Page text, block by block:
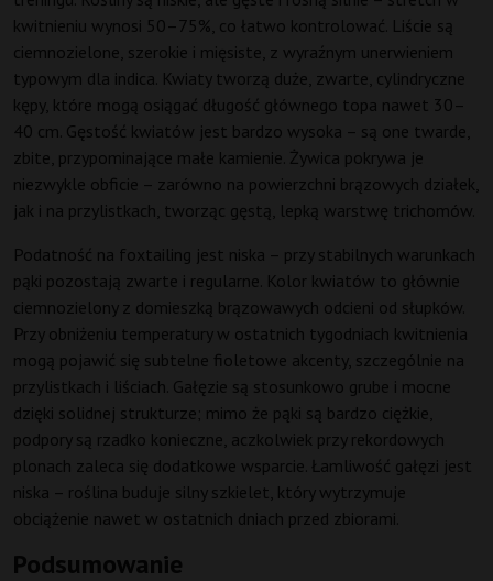
kwitnieniu wynosi 50–75%, co łatwo kontrolować. Liście są
ciemnozielone, szerokie i mięsiste, z wyraźnym unerwieniem
typowym dla indica. Kwiaty tworzą duże, zwarte, cylindryczne
kępy, które mogą osiągać długość głównego topa nawet 30–
40 cm. Gęstość kwiatów jest bardzo wysoka – są one twarde,
zbite, przypominające małe kamienie. Żywica pokrywa je
niezwykle obficie – zarówno na powierzchni brązowych działek,
jak i na przylistkach, tworząc gęstą, lepką warstwę trichomów.
Podatność na foxtailing jest niska – przy stabilnych warunkach
pąki pozostają zwarte i regularne. Kolor kwiatów to głównie
ciemnozielony z domieszką brązowawych odcieni od słupków.
Przy obniżeniu temperatury w ostatnich tygodniach kwitnienia
mogą pojawić się subtelne fioletowe akcenty, szczególnie na
przylistkach i liściach. Gałęzie są stosunkowo grube i mocne
dzięki solidnej strukturze; mimo że pąki są bardzo ciężkie,
podpory są rzadko konieczne, aczkolwiek przy rekordowych
plonach zaleca się dodatkowe wsparcie. Łamliwość gałęzi jest
niska – roślina buduje silny szkielet, który wytrzymuje
obciążenie nawet w ostatnich dniach przed zbiorami.
Podsumowanie